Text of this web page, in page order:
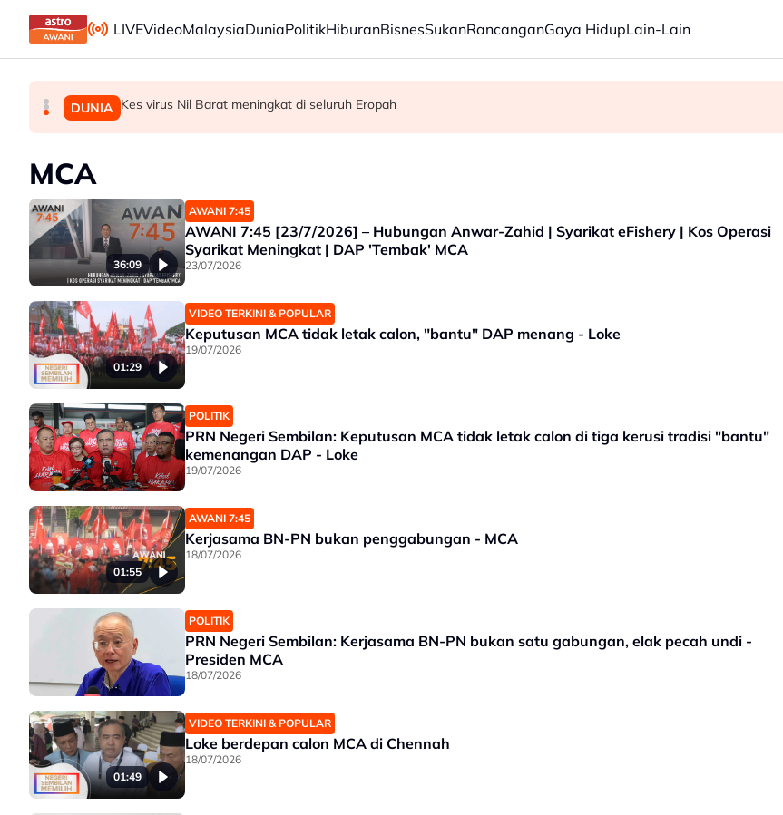
Skip to main content
LIVEVideoMalaysiaDuniaPolitikHiburanBisnesSukanRancanganGaya HidupLain-Lain
MALAYSIA Kerajaan Negeri Selangor jumpa pekerja kilang Panasonic minggu depan
MALAYSIA Ancaman penipuan digital kian serius, kerugian hampir RM3 bilion
DUNIA Kes virus Nil Barat meningkat di seluruh Eropah
MCA
36:09
AWANI 7:45
AWANI 7:45 [23/7/2026] – Hubungan Anwar-Zahid | Syarikat eFishery | Kos Operasi
Syarikat Meningkat | DAP 'Tembak' MCA
23/07/2026
01:29
VIDEO TERKINI & POPULAR
Keputusan MCA tidak letak calon, "bantu" DAP menang - Loke
19/07/2026
POLITIK
PRN Negeri Sembilan: Keputusan MCA tidak letak calon di tiga kerusi tradisi "bantu"
kemenangan DAP - Loke
19/07/2026
01:55
AWANI 7:45
Kerjasama BN-PN bukan penggabungan - MCA
18/07/2026
POLITIK
PRN Negeri Sembilan: Kerjasama BN-PN bukan satu gabungan, elak pecah undi -
Presiden MCA
18/07/2026
01:49
VIDEO TERKINI & POPULAR
Loke berdepan calon MCA di Chennah
18/07/2026